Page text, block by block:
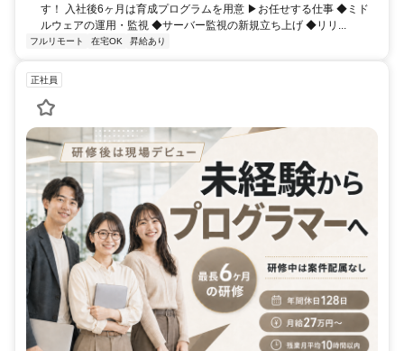
す！ 入社後6ヶ月は育成プログラムを用意 ▶お任せする仕事 ◆ミド
ルウェアの運用・監視 ◆サーバー監視の新規立ち上げ ◆リリ...
フルリモート 在宅OK 昇給あり
正社員